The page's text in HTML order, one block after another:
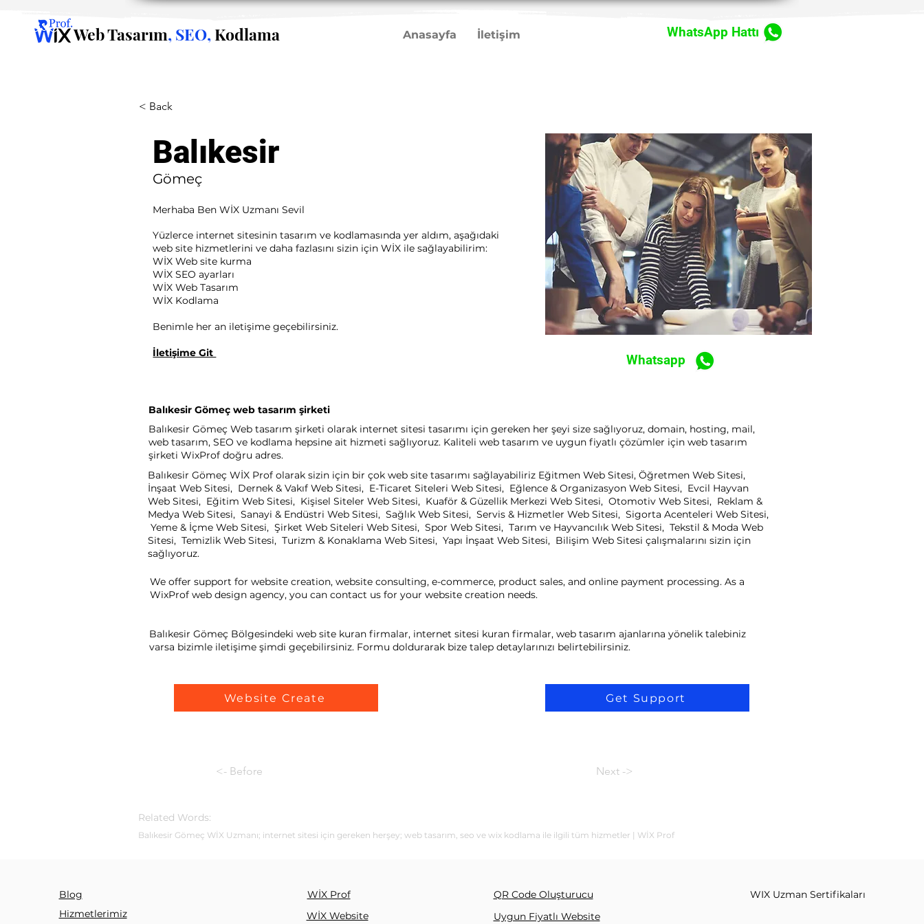
Web Tasarım, SEO,Kodlama Anasayfa İletişim WhatsApp Hattı
< Back
Balıkesir
Gömeç
Merhaba Ben WİX Uzmanı Sevil
Yüzlerce internet sitesinin tasarım ve kodlamasında yer aldım, aşağıdaki
web site hizmetlerini ve daha fazlasını sizin için WİX ile sağlayabilirim:​ ​
WİX Web site kurma
WİX SEO ayarları
WİX Web Tasarım
WİX Kodlama ​
Benimle her an iletişime geçebilirsiniz.
İletişime Git Whatsapp
Balıkesir Gömeç web tasarım şirketi
Balıkesir Gömeç Web tasarım şirketi olarak internet sitesi tasarımı için gereken her şeyi size sağlıyoruz, domain, hosting, mail,
web tasarım, SEO ve kodlama hepsine ait hizmeti sağlıyoruz. Kaliteli web tasarım ve uygun fiyatlı çözümler için web tasarım
şirketi WixProf doğru adres.
Balıkesir Gömeç WİX Prof olarak sizin için bir çok web site tasarımı sağlayabiliriz Eğitmen Web Sitesi, Öğretmen Web Sitesi,
İnşaat Web Sitesi, Dernek & Vakıf Web Sitesi, E-Ticaret Siteleri Web Sitesi, Eğlence & Organizasyon Web Sitesi, Evcil Hayvan
Web Sitesi, Eğitim Web Sitesi, Kişisel Siteler Web Sitesi, Kuaför & Güzellik Merkezi Web Sitesi, Otomotiv Web Sitesi, Reklam &
Medya Web Sitesi, Sanayi & Endüstri Web Sitesi, Sağlık Web Sitesi, Servis & Hizmetler Web Sitesi, Sigorta Acenteleri Web Sitesi,
Yeme & İçme Web Sitesi, Şirket Web Siteleri Web Sitesi, Spor Web Sitesi, Tarım ve Hayvancılık Web Sitesi, Tekstil & Moda Web
Sitesi, Temizlik Web Sitesi, Turizm & Konaklama Web Sitesi, Yapı İnşaat Web Sitesi, Bilişim Web Sitesi çalışmalarını sizin için
sağlıyoruz.
We offer support for website creation, website consulting, e-commerce, product sales, and online payment processing. As a
WixProf web design agency, you can contact us for your website creation needs.
Balıkesir Gömeç Bölgesindeki web site kuran firmalar, internet sitesi kuran firmalar, web tasarım ajanlarına yönelik talebiniz
varsa bizimle iletişime şimdi geçebilirsiniz. Formu doldurarak bize talep detaylarınızı belirtebilirsiniz.
Website Create Get Support
<- Before Next ->
Related Words:
Balıkesir Gömeç WİX Uzmanı; internet sitesi için gereken herşey; web tasarım, seo ve wix kodlama ile ilgili tüm hizmetler | WİX Prof
Blog
Hizmetlerimiz
WİX Prof
WİX Website
QR Code Oluşturucu
Uygun Fiyatlı Website
WIX Uzman Sertifikaları